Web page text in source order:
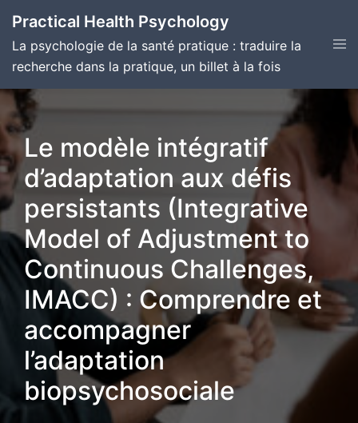
content
Practical Health Psychology
La psychologie de la santé pratique : traduire la
recherche dans la pratique, un billet à la fois
Le modèle intégratif
d’adaptation aux défis
persistants (Integrative
Model of Adjustment to
Continuous Challenges,
IMACC) : Comprendre et
accompagner
l’adaptation
biopsychosociale